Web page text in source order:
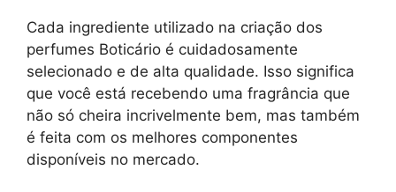
Cada ingrediente utilizado na criação dos
perfumes Boticário é cuidadosamente
selecionado e de alta qualidade. Isso significa
que você está recebendo uma fragrância que
não só cheira incrivelmente bem, mas também
é feita com os melhores componentes
disponíveis no mercado.